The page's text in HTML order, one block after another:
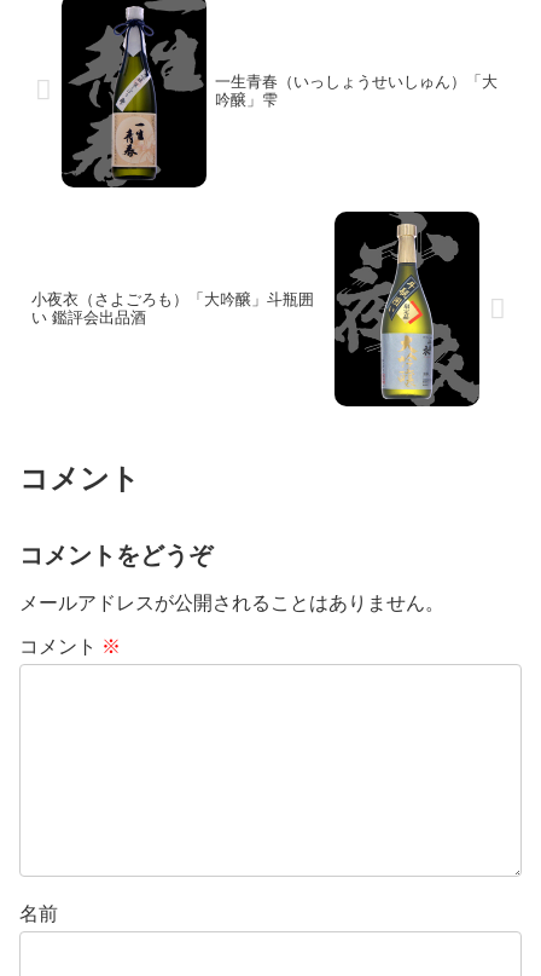
一生青春（いっしょうせいしゅん）「大
吟醸」雫
小夜衣（さよごろも）「大吟醸」斗瓶囲
い 鑑評会出品酒
コメント
コメントをどうぞ
メールアドレスが公開されることはありません。
コメント ※
名前